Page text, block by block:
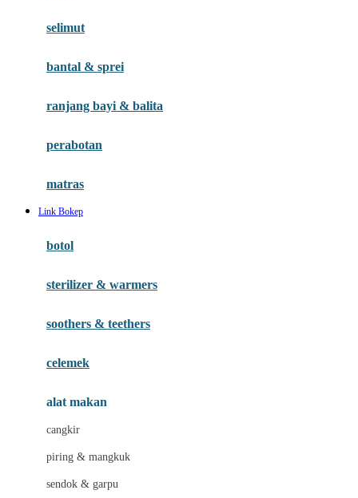
Habbie
Haenim
Hauck
Havaianas
Hybrid
I
Inlacta DHA
Ivenet
selimut
bantal & sprei
ranjang bayi & balita
perabotan
matras
Link Bokep
botol
sterilizer & warmers
soothers & teethers
celemek
alat makan
cangkir
piring & mangkuk
sendok & garpu